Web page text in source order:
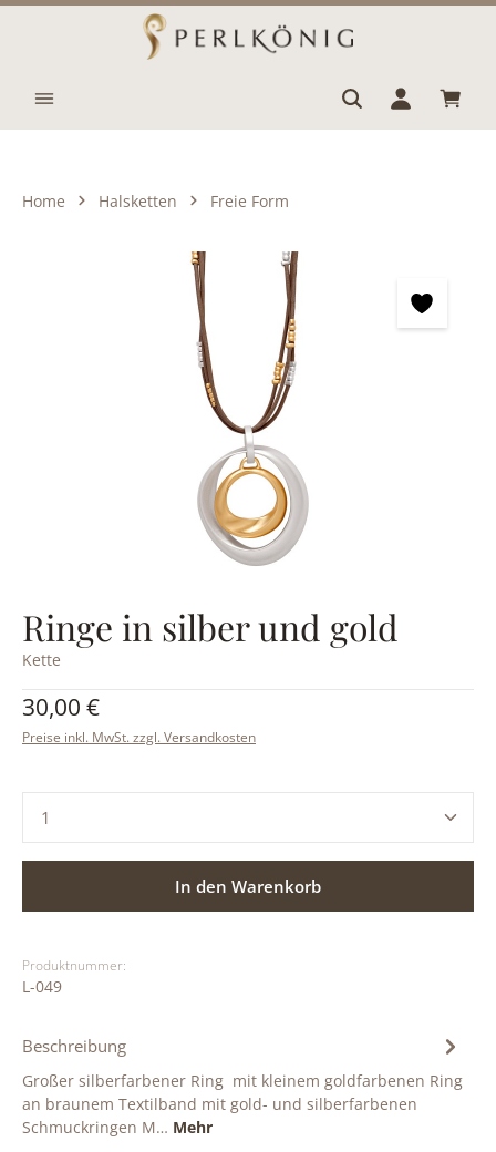
Zum Hauptinhalt springen
Home Halsketten Freie Form
Bildergalerie überspringen
Ringe in silber und gold
Kette
Regulärer Preis:
30,00 €
Preise inkl. MwSt. zzgl. Versandkosten
Produkt Anzahl: Gib den gewünschten Wert ein
In den Warenkorb
Produktnummer:
L-049
Beschreibung
Großer silberfarbener Ring mit kleinem goldfarbenen Ring
an braunem Textilband mit gold- und silberfarbenen
Schmuckringen M… Mehr